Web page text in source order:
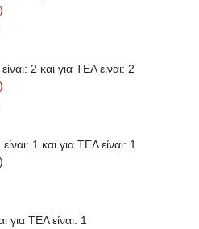
2 και για ΤΕΛ είναι: 2
1 και για ΤΕΛ είναι: 1
για ΤΕΛ είναι: 1